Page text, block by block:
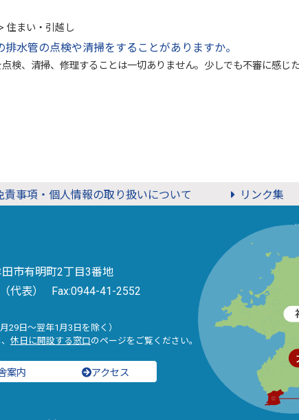
住まい・引越し
水管の点検や清掃をすることがありますか。
検、清掃、修理することは一切ありません。少しでも不審に感じ
責事項・個人情報の取り扱いについて リンク集
市有明町2丁目3番地
代表） Fax:0944-41-2552
29日～翌年1月3日を除く）
休日に開設する窓口のページをご覧ください。
案内 アクセス